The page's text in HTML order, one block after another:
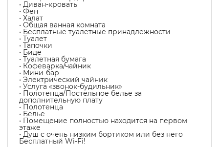
• Диван-кровать
• Фен
• Халат
• Общая ванная комната
• Бесплатные туалетные принадлежности
• Туалет
• Тапочки
• Биде
• Туалетная бумага
• Кофеварка/чайник
• Мини-бар
• Электрический чайник
• Услуга «звонок-будильник»
• Полотенца/Постельное белье за
дополнительную плату
• Полотенца
• Белье
• Помещение полностью находится на первом
этаже
• Душ с очень низким бортиком или без него
Бесплатный Wi-Fi!